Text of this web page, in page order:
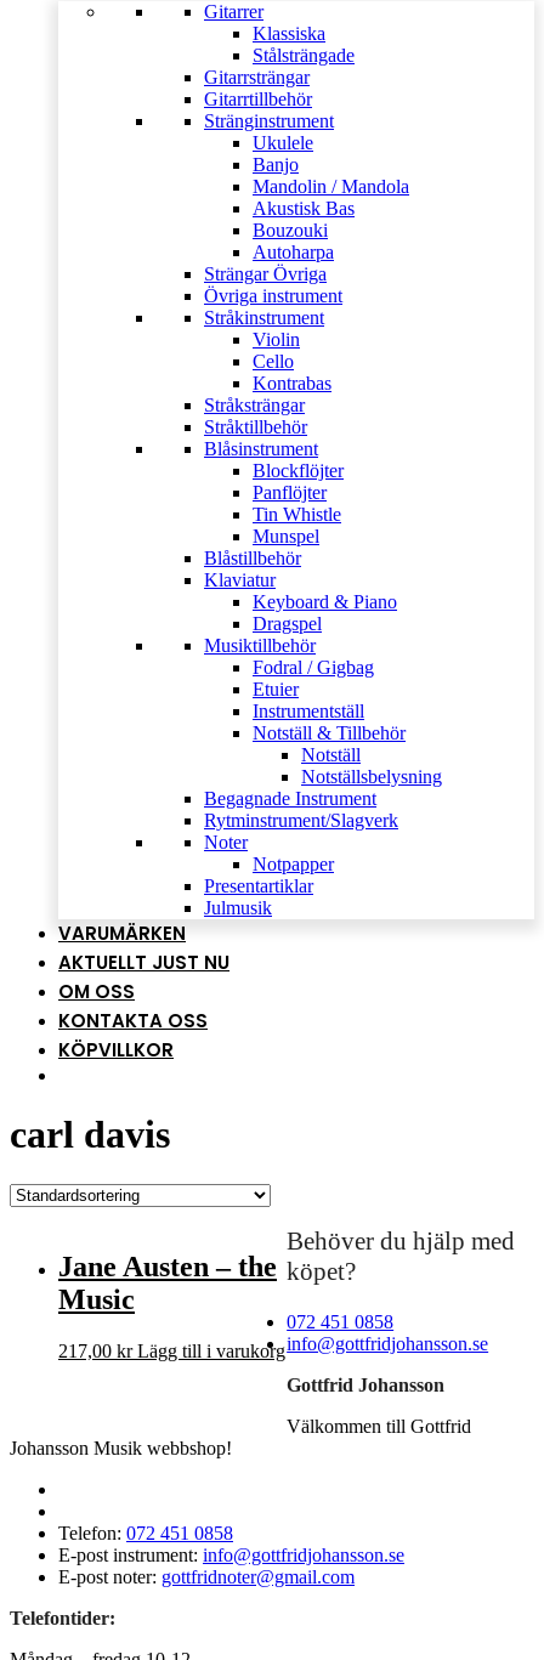
Gitarrer
Klassiska
Stålsträngade
Gitarrsträngar
Gitarrtillbehör
Stränginstrument
Ukulele
Banjo
Mandolin / Mandola
Akustisk Bas
Bouzouki
Autoharpa
Strängar Övriga
Övriga instrument
Stråkinstrument
Violin
Cello
Kontrabas
Stråksträngar
Stråktillbehör
Blåsinstrument
Blockflöjter
Panflöjter
Tin Whistle
Munspel
Blåstillbehör
Klaviatur
Keyboard & Piano
Dragspel
Musiktillbehör
Fodral / Gigbag
Etuier
Instrumentställ
Notställ & Tillbehör
Notställ
Notställsbelysning
Begagnade Instrument
Rytminstrument/Slagverk
Noter
Notpapper
Presentartiklar
Julmusik
VARUMÄRKEN
AKTUELLT JUST NU
OM OSS
KONTAKTA OSS
KÖPVILLKOR
carl davis
Jane Austen – the
Music
217,00 kr Lägg till i varukorg
Behöver du hjälp med
köpet?
072 451 0858
info@gottfridjohansson.se
Gottfrid Johansson
Välkommen till Gottfrid
Johansson Musik webbshop!
Telefon: 072 451 0858
E-post instrument: info@gottfridjohansson.se
E-post noter: gottfridnoter@gmail.com
Telefontider: